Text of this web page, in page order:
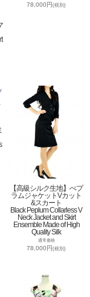
78,000円(税別)
【高級シルク生地】ぺプ
ラムジャケットVカット
&スカート
Black Peplum Collarless V
Neck Jacket and Skirt
Ensemble Made of High
Quality Silk
通常価格
78,000円(税別)